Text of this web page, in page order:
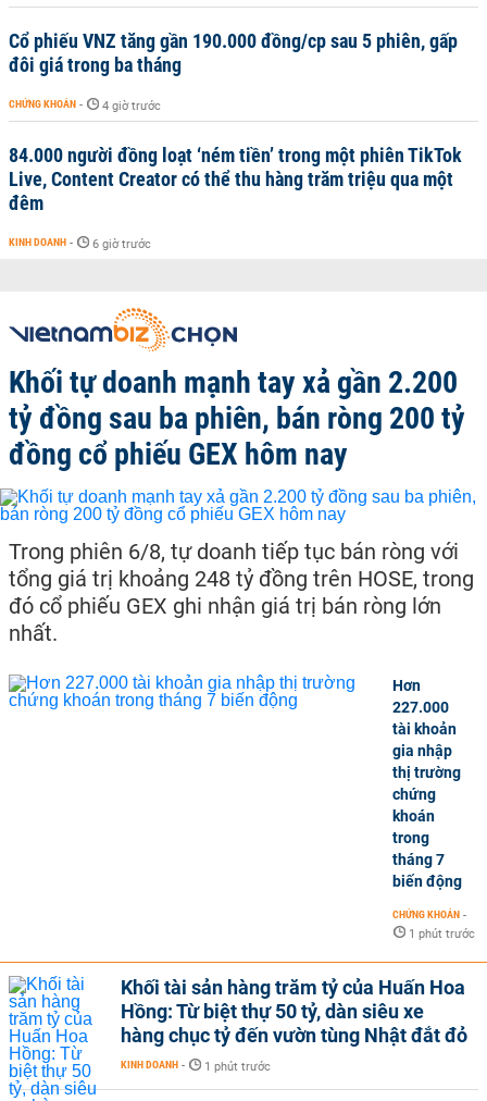
Cổ phiếu VNZ tăng gần 190.000 đồng/cp sau 5 phiên, gấp
đôi giá trong ba tháng
CHỨNG KHOÁN - 4 giờ trước
84.000 người đồng loạt ‘ném tiền’ trong một phiên TikTok
Live, Content Creator có thể thu hàng trăm triệu qua một
đêm
KINH DOANH - 6 giờ trước
Khối tự doanh mạnh tay xả gần 2.200
tỷ đồng sau ba phiên, bán ròng 200 tỷ
đồng cổ phiếu GEX hôm nay
Trong phiên 6/8, tự doanh tiếp tục bán ròng với
tổng giá trị khoảng 248 tỷ đồng trên HOSE, trong
đó cổ phiếu GEX ghi nhận giá trị bán ròng lớn
nhất.
Hơn
227.000
tài khoản
gia nhập
thị trường
chứng
khoán
trong
tháng 7
biến động
CHỨNG KHOÁN -
1 phút trước
Khối tài sản hàng trăm tỷ của Huấn Hoa
Hồng: Từ biệt thự 50 tỷ, dàn siêu xe
hàng chục tỷ đến vườn tùng Nhật đắt đỏ
KINH DOANH - 1 phút trước